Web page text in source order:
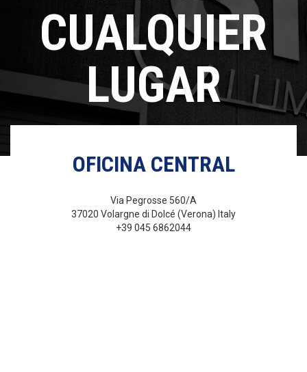
CUALQUIER
LUGAR
OFICINA CENTRAL
Via Pegrosse 560/A
37020 Volargne di Dolcé (Verona) Italy
+39 045 6862044